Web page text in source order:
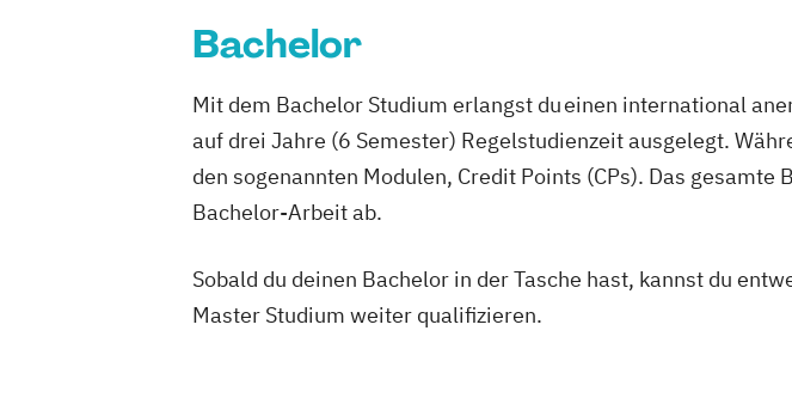
Bachelor
Mit dem Bachelor Studium erlangst du einen international
auf drei Jahre (6 Semester) Regelstudienzeit ausgelegt.
den sogenannten Modulen, Credit Points (CPs). Das
Bachelor-Arbeit ab.
Sobald du deinen Bachelor in der Tasche hast, kannst du
Master Studium weiter qualifizieren.